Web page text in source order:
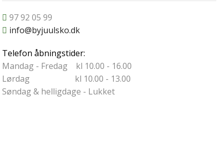
97 92 05 99
info@byjuulsko.dk
Telefon åbningstider:
Mandag - Fredag kl 10.00 - 16.00
Lørdag kl 10.00 - 13.00
Søndag & helligdage - Lukket